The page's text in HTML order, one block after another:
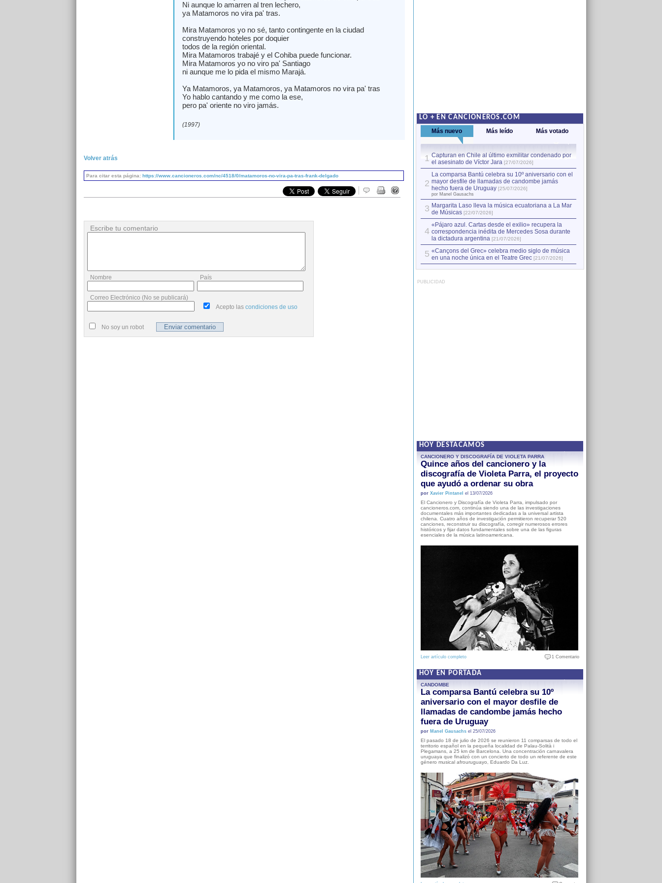
Ni aunque lo amarren al tren lechero,
ya Matamoros no vira pa' tras.
Mira Matamoros yo no sé, tanto contingente en la ciudad
construyendo hoteles por doquier
todos de la región oriental.
Mira Matamoros trabajé y el Cohiba puede funcionar.
Mira Matamoros yo no viro pa' Santiago
ni aunque me lo pida el mismo Marajá.
Ya Matamoros, ya Matamoros, ya Matamoros no vira pa' tras
Yo hablo cantando y me como la ese,
pero pa' oriente no viro jamás.
(1997)
Volver atrás
Para citar esta página: https://www.cancioneros.com/nc/4518/0/matamoros-no-vira-pa-tras-frank-delgado
Escribe tu comentario
Nombre País
Correo Electrónico (No se publicará)
Acepto las condiciones de uso
No soy un robot
LO + EN CANCIONEROS.COM
Más nuevo Más leído Más votado
1 Capturan en Chile al último exmilitar condenado por
el asesinato de Víctor Jara [27/07/2026]
2
La comparsa Bantú celebra su 10º aniversario con el
mayor desfile de llamadas de candombe jamás
hecho fuera de Uruguay [25/07/2026]
por Manel Gausachs
3 Margarita Laso lleva la música ecuatoriana a La Mar
de Músicas [22/07/2026]
4
«Pájaro azul. Cartas desde el exilio» recupera la
correspondencia inédita de Mercedes Sosa durante
la dictadura argentina [21/07/2026]
5 «Cançons del Grec» celebra medio siglo de música
en una noche única en el Teatre Grec [21/07/2026]
PUBLICIDAD
HOY DESTACAMOS
CANCIONERO Y DISCOGRAFÍA DE VIOLETA PARRA
Quince años del cancionero y la
discografía de Violeta Parra, el proyecto
que ayudó a ordenar su obra
por Xavier Pintanel el 13/07/2026
El Cancionero y Discografía de Violeta Parra, impulsado por
cancioneros.com, continúa siendo una de las investigaciones
documentales más importantes dedicadas a la universal artista
chilena. Cuatro años de investigación permitieron recuperar 520
canciones, reconstruir su discografía, corregir numerosos errores
históricos y fijar datos fundamentales sobre una de las figuras
esenciales de la música latinoamericana.
Leer artículo completo 1 Comentario
HOY EN PORTADA
CANDOMBE
La comparsa Bantú celebra su 10º
aniversario con el mayor desfile de
llamadas de candombe jamás hecho
fuera de Uruguay
por Manel Gausachsel 25/07/2026
El pasado 18 de julio de 2026 se reunieron 11 comparsas de todo el
territorio español en la pequeña localidad de Palau-Solità i
Plegamans, a 25 km de Barcelona. Una concentración carnavalera
uruguaya que finalizó con un concierto de todo un referente de este
género musical afrouruguayo, Eduardo Da Luz.